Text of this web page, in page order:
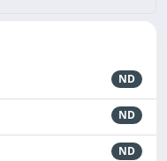
ND
ND
ND